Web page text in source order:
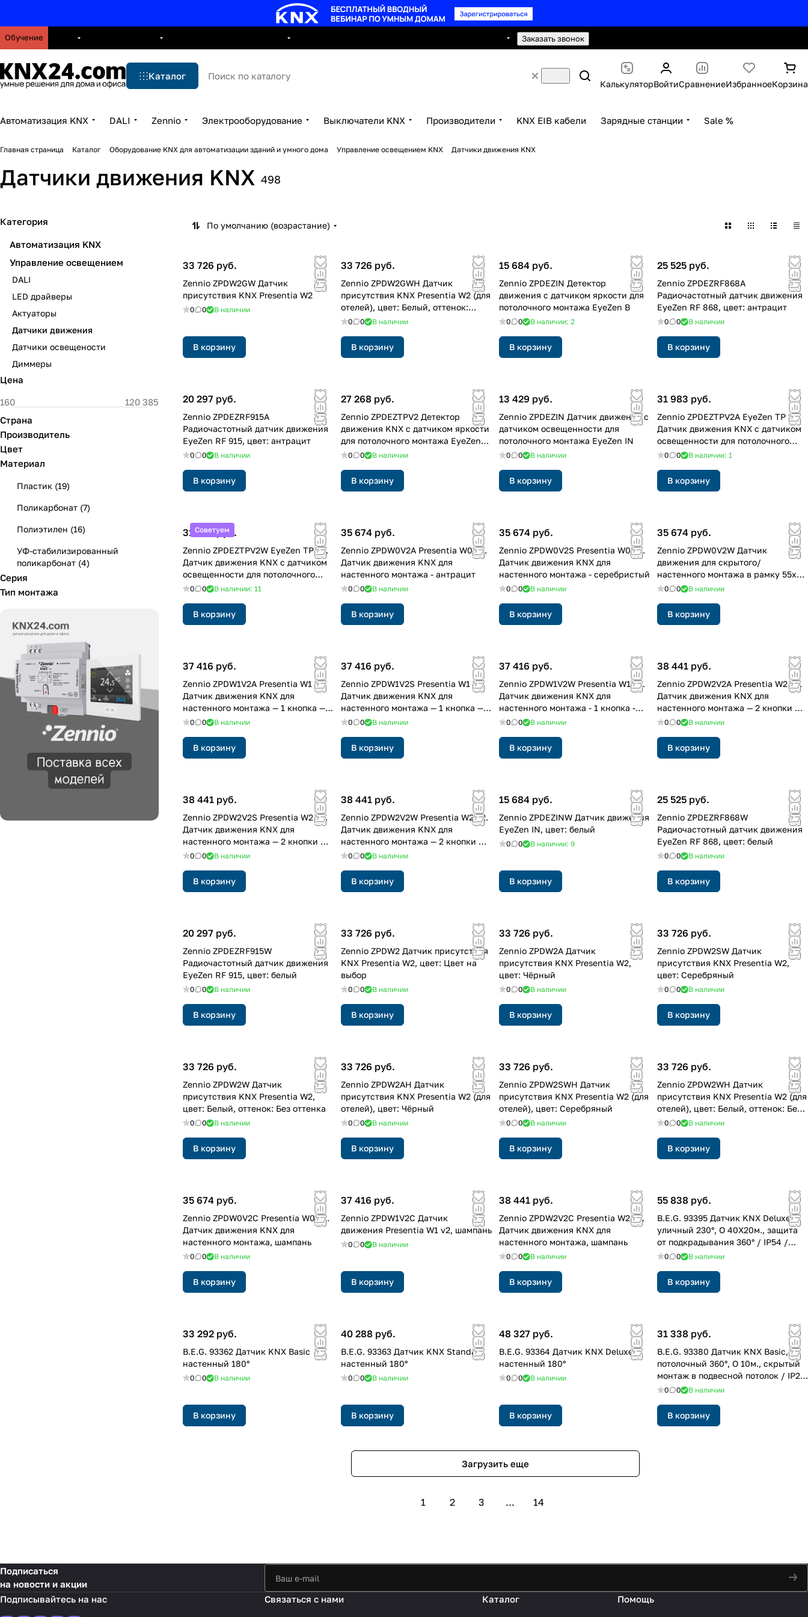
Обучение Заказать звонок
Каталог
КалькуляторВойтиСравнениеИзбранноеКорзина
Автоматизация KNX DALI Zennio Электрооборудование Выключатели KNX Производители KNX EIB кабели Зарядные станции Sale %
Главная страница Каталог Оборудование KNX для автоматизации зданий и умного дома Управление освещением KNX Датчики движения KNX
Датчики движения KNX 498
По умолчанию (возрастание)
33 726 руб.
Zennio ZPDW2GW Датчик
присутствия KNX Presentia W2
0 0 В наличии
В корзину
33 726 руб.
Zennio ZPDW2GWH Датчик
присутствия KNX Presentia W2 (для
отелей), цвет: Белый, оттенок:
Глянцевый
0 0 В наличии
В корзину
15 684 руб.
Zennio ZPDEZIN Детектор
движения с датчиком яркости для
потолочного монтажа EyeZen В
0 0 В наличии: 2
В корзину
25 525 руб.
Zennio ZPDEZRF868A
Радиочастотный датчик движения
EyeZen RF 868, цвет: антрацит
0 0 В наличии
В корзину
20 297 руб.
Zennio ZPDEZRF915A
Радиочастотный датчик движения
EyeZen RF 915, цвет: антрацит
0 0 В наличии
В корзину
27 268 руб.
Zennio ZPDEZTPV2 Детектор
движения KNX с датчиком яркости
для потолочного монтажа EyeZen
TP v2
0 0 В наличии
В корзину
13 429 руб.
Zennio ZPDEZIN Датчик движения с
датчиком освещенности для
потолочного монтажа EyeZen IN
0 0 В наличии
В корзину
31 983 руб.
Zennio ZPDEZTPV2A EyeZen TP v2.
Датчик движения KNX с датчиком
освещенности для потолочного
монтажа - Антрацит
0 0 В наличии: 1
В корзину
Советуем
31 983 руб.
Zennio ZPDEZTPV2W EyeZen TP v2.
Датчик движения KNX с датчиком
освещенности для потолочного
монтажа - белый
0 0 В наличии: 11
В корзину
35 674 руб.
Zennio ZPDW0V2A Presentia W0 v2.
Датчик движения KNX для
настенного монтажа - антрацит
0 0 В наличии
В корзину
35 674 руб.
Zennio ZPDW0V2S Presentia W0 v2.
Датчик движения KNX для
настенного монтажа - серебристый
0 0 В наличии
В корзину
35 674 руб.
Zennio ZPDW0V2W Датчик
движения для скрытого/
настенного монтажа в рамку 55x55
мм без сенсорной кнопки
0 0 В наличии
В корзину
37 416 руб.
Zennio ZPDW1V2A Presentia W1 v2.
Датчик движения KNX для
настенного монтажа — 1 кнопка —
антрацит
0 0 В наличии
В корзину
37 416 руб.
Zennio ZPDW1V2S Presentia W1 v2.
Датчик движения KNX для
настенного монтажа — 1 кнопка —
серебристый
0 0 В наличии
В корзину
37 416 руб.
Zennio ZPDW1V2W Presentia W1 v2.
Датчик движения KNX для
настенного монтажа - 1 кнопка -
Белый
0 0 В наличии
В корзину
38 441 руб.
Zennio ZPDW2V2A Presentia W2 v2.
Датчик движения KNX для
настенного монтажа — 2 кнопки —
антрацит
0 0 В наличии
В корзину
38 441 руб.
Zennio ZPDW2V2S Presentia W2 v2.
Датчик движения KNX для
настенного монтажа — 2 кнопки —
серебристый
0 0 В наличии
В корзину
38 441 руб.
Zennio ZPDW2V2W Presentia W2 v2.
Датчик движения KNX для
настенного монтажа — 2 кнопки —
белый
0 0 В наличии
В корзину
15 684 руб.
Zennio ZPDEZINW Датчик движения
EyeZen IN, цвет: белый
0 0 В наличии: 9
В корзину
25 525 руб.
Zennio ZPDEZRF868W
Радиочастотный датчик движения
EyeZen RF 868, цвет: белый
0 0 В наличии
В корзину
20 297 руб.
Zennio ZPDEZRF915W
Радиочастотный датчик движения
EyeZen RF 915, цвет: белый
0 0 В наличии
В корзину
33 726 руб.
Zennio ZPDW2 Датчик присутствия
KNX Presentia W2, цвет: Цвет на
выбор
0 0 В наличии
В корзину
33 726 руб.
Zennio ZPDW2A Датчик
присутствия KNX Presentia W2,
цвет: Чёрный
0 0 В наличии
В корзину
33 726 руб.
Zennio ZPDW2SW Датчик
присутствия KNX Presentia W2,
цвет: Серебряный
0 0 В наличии
В корзину
33 726 руб.
Zennio ZPDW2W Датчик
присутствия KNX Presentia W2,
цвет: Белый, оттенок: Без оттенка
0 0 В наличии
В корзину
33 726 руб.
Zennio ZPDW2AH Датчик
присутствия KNX Presentia W2 (для
отелей), цвет: Чёрный
0 0 В наличии
В корзину
33 726 руб.
Zennio ZPDW2SWH Датчик
присутствия KNX Presentia W2 (для
отелей), цвет: Серебряный
0 0 В наличии
В корзину
33 726 руб.
Zennio ZPDW2WH Датчик
присутствия KNX Presentia W2 (для
отелей), цвет: Белый, оттенок: Без
оттенка
0 0 В наличии
В корзину
35 674 руб.
Zennio ZPDW0V2C Presentia W0 v2.
Датчик движения KNX для
настенного монтажа, шампань
0 0 В наличии
В корзину
37 416 руб.
Zennio ZPDW1V2C Датчик
движения Presentia W1 v2, шампань
0 0 В наличии
В корзину
38 441 руб.
Zennio ZPDW2V2C Presentia W2 v2.
Датчик движения KNX для
настенного монтажа, шампань
0 0 В наличии
В корзину
55 838 руб.
B.E.G. 93395 Датчик KNX Deluxe
уличный 230°, O 40Х20м., защита
от подкрадывания 360° / IP54 /
черный
0 0 В наличии
В корзину
33 292 руб.
B.E.G. 93362 Датчик KNX Basic
настенный 180°
0 0 В наличии
В корзину
40 288 руб.
B.E.G. 93363 Датчик KNX Standart
настенный 180°
0 0 В наличии
В корзину
48 327 руб.
B.E.G. 93364 Датчик KNX Deluxe
настенный 180°
0 0 В наличии
В корзину
31 338 руб.
B.E.G. 93380 Датчик KNX Basic,
потолочный 360°, O 10м., скрытый
монтаж в подвесной потолок / IP20
/ белый
0 0 В наличии
В корзину
Загрузить еще
1 2 3 ... 14
Категория
Автоматизация KNX
Управление освещением
DALI
LED драйверы
Актуаторы
Датчики движения
Датчики освещености
Диммеры
Цена
Страна
Производитель
Цвет
Материал
Пластик (19)
Поликарбонат (7)
Полиэтилен (16)
УФ-стабилизированный
поликарбонат (4)
Серия
Тип монтажа
Подписаться
на новости и акции
Связаться с нами
Каталог Помощь